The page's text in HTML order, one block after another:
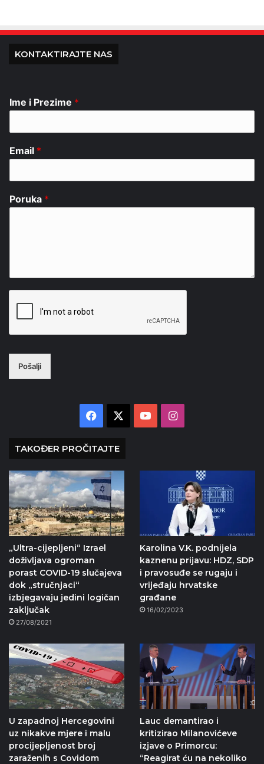
KONTAKTIRAJTE NAS
Ime i Prezime *
Email *
Poruka *
Pošalji
Facebook YouTubeInstagram
TAKOĐER PROČITAJTE
„Ultra-cijepljeni“ Izrael
doživljava ogroman
porast COVID-19 slučajeva
dok „stručnjaci“
izbjegavaju jedini logičan
zaključak
27/08/2021
Karolina V.K. podnijela
kaznenu prijavu: HDZ, SDP
i pravosuđe se rugaju i
vrijeđaju hrvatske
građane
16/02/2023
U zapadnoj Hercegovini
uz nikakve mjere i malu
procijepljenost broj
zaraženih s Covidom
Lauc demantirao i
kritizirao Milanovićeve
izjave o Primorcu:
“Reagirat ću na nekoliko